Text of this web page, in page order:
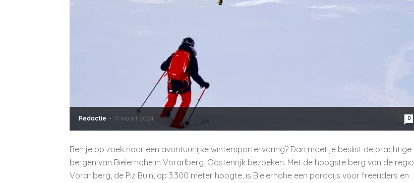
Redactie - 17 maart 2024 0
Ben je op zoek naar een avontuurlijke wintersportervaring? Dan moet je beslist de prachtige
bergen van Bielerhohe in Vorarlberg, Oostenrijk bezoeken. Met de hoogste berg van de regio
Vorarlberg, de Piz Buin, op 3.300 meter hoogte, is Bielerhohe een paradijs voor freeriders en